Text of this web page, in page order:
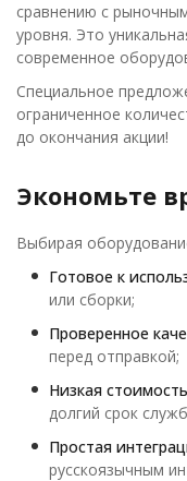
сравнению с
уровня. Это
современное
Специальное
ограниченное
до окончания акции!
Экономьте
Выбирая
Готовое к
или сборки;
Проверенное
перед отправкой;
Низкая
долгий срок
Простая
русскоязычным